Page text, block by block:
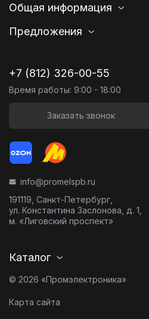
Общая информация
Предложения
+7 (812) 326-00-55
Время работы: 9:00 - 18:00
Заказать звонок
info@promelspb.ru
191119, Санкт-Петербург,
ул. Константина Заслонова, д. 1,
м. «Лиговский проспект»
Каталог
© 2026 «Промэлектроника»
Карта сайта